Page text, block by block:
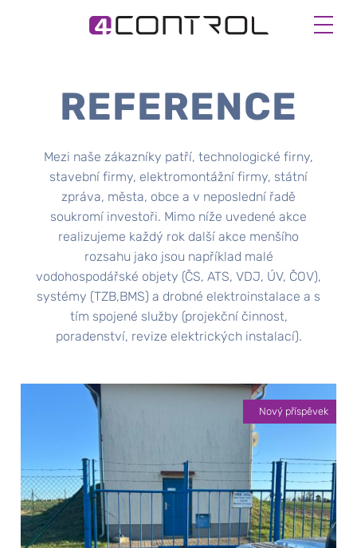
REFERENCE
Mezi naše zákazníky patří, technologické firny,
stavební firmy, elektromontážní firmy, státní
zpráva, města, obce a v neposlední řadě
soukromí investoři. Mimo níže uvedené akce
realizujeme každý rok další akce menšího
rozsahu jako jsou například malé
vodohospodářské objety (ČS, ATS, VDJ, ÚV, ČOV),
systémy (TZB,BMS) a drobné elektroinstalace a s
tím spojené služby (projekční činnost,
poradenství, revize elektrických instalací).
Nový příspěvek